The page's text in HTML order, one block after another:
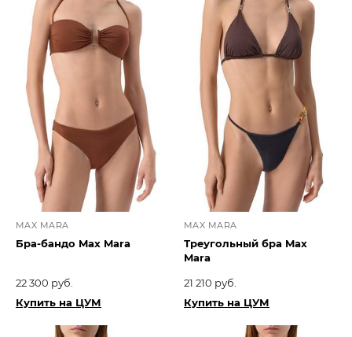
MAX MARA
Бра-бандо Max Mara
22 300 руб.
Купить на ЦУМ
MAX MARA
Треугольный бра Max
Mara
21 210 руб.
Купить на ЦУМ